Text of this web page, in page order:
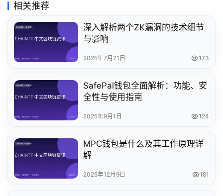
相关推荐
深入解析两个ZK漏洞的技术细节
与影响
2025年7月21日 173
SafePal钱包全面解析：功能、安
全性与使用指南
2025年9月1日 124
MPC钱包是什么及其工作原理详
解
2025年12月9日 181